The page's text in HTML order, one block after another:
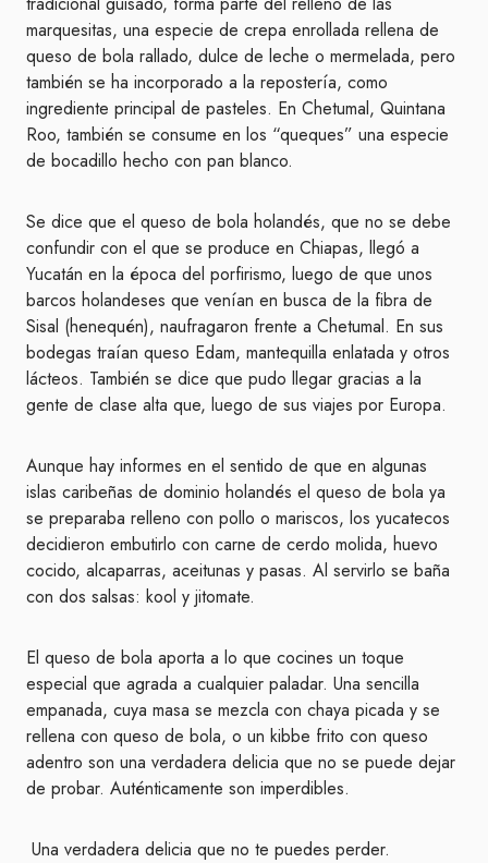
marquesitas, una especie de crepa enrollada rellena de
queso de bola rallado, dulce de leche o mermelada, pero
también se ha incorporado a la repostería, como
ingrediente principal de pasteles. En Chetumal, Quintana
Roo, también se consume en los “queques” una especie
de bocadillo hecho con pan blanco.
Se dice que el queso de bola holandés, que no se debe
confundir con el que se produce en Chiapas, llegó a
Yucatán en la época del porfirismo, luego de que unos
barcos holandeses que venían en busca de la fibra de
Sisal (henequén), naufragaron frente a Chetumal. En sus
bodegas traían queso Edam, mantequilla enlatada y otros
lácteos. También se dice que pudo llegar gracias a la
gente de clase alta que, luego de sus viajes por Europa.
Aunque hay informes en el sentido de que en algunas
islas caribeñas de dominio holandés el queso de bola ya
se preparaba relleno con pollo o mariscos, los yucatecos
decidieron embutirlo con carne de cerdo molida, huevo
cocido, alcaparras, aceitunas y pasas. Al servirlo se baña
con dos salsas: kool y jitomate.
El queso de bola aporta a lo que cocines un toque
especial que agrada a cualquier paladar. Una sencilla
empanada, cuya masa se mezcla con chaya picada y se
rellena con queso de bola, o un kibbe frito con queso
adentro son una verdadera delicia que no se puede dejar
de probar. Auténticamente son imperdibles.
Una verdadera delicia que no te puedes perder.